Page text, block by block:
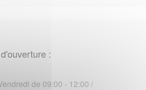
:
de 09:00 - 12:00 /